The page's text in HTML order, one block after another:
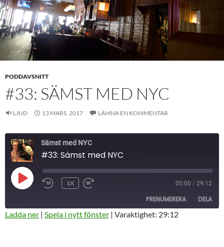
PODDAVSNITT
#33: SÄMST MED NYC
LJUD 13 MARS, 2017 LÄMNA EN KOMMENTAR
Sämst med NYC
#33: Sämst med NYC
SPELA
UPP
HOPPA
SEKUNDER
1X
SEKUNDER
00:00 / 29:12
PRENUMERERA DELA
Ladda ner | Spela i nytt fönster | Varaktighet: 29:12